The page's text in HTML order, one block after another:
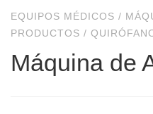
EQUIPOS MÉDICOS /
PRODUCTOS /
Máquina de